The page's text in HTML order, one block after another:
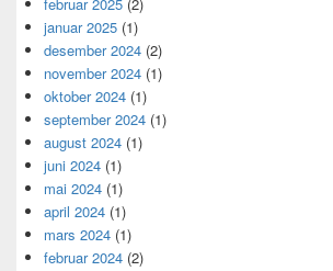
februar 2025 (2)
januar 2025 (1)
desember 2024 (2)
november 2024 (1)
oktober 2024 (1)
september 2024 (1)
august 2024 (1)
juni 2024 (1)
mai 2024 (1)
april 2024 (1)
mars 2024 (1)
februar 2024 (2)